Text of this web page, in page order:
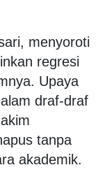
menyoroti
regresi
Upaya
draf-draf
tanpa
akademik.